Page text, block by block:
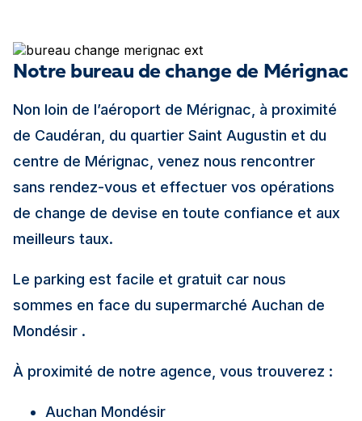
Notre bureau de change de Mérignac
Non loin de l’aéroport de Mérignac, à proximité
de Caudéran, du quartier Saint Augustin et du
centre de Mérignac, venez nous rencontrer
sans rendez-vous et effectuer vos opérations
de change de devise en toute confiance et aux
meilleurs taux.
Le parking est facile et gratuit car nous
sommes en face du supermarché Auchan de
Mondésir .
À proximité de notre agence, vous trouverez :
Auchan Mondésir